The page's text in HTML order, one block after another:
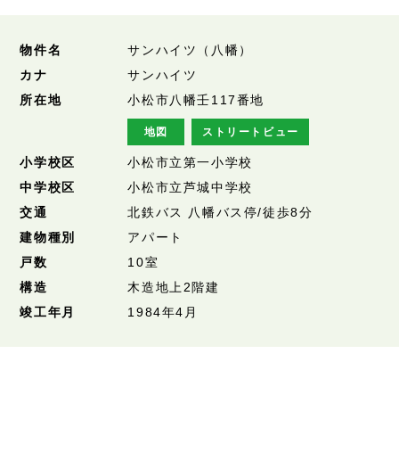
物件名
サンハイツ（八幡）
カナ
サンハイツ
所在地
小松市八幡壬117番地
地図 ストリートビュー
小学校区
小松市立第一小学校
中学校区
小松市立芦城中学校
交通
北鉄バス 八幡バス停/徒歩8分
建物種別
アパート
戸数
10室
構造
木造地上2階建
竣工年月
1984年4月